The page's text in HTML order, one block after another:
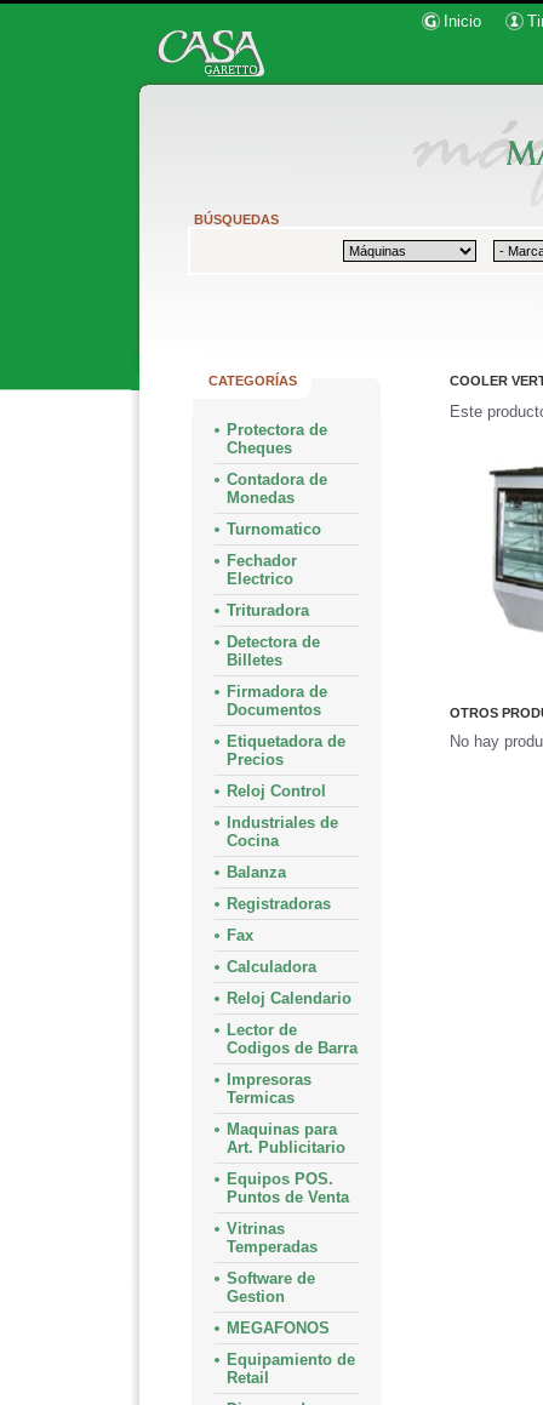
Inicio
BÚSQUEDAS
CATEGORÍAS
Protectora de
Cheques
Contadora de
Monedas
Turnomatico
Fechador
Electrico
Trituradora
Detectora de
Billetes
Firmadora de
Documentos
Etiquetadora de
Precios
Reloj Control
Industriales de
Cocina
Balanza
Registradoras
Fax
Calculadora
Reloj Calendario
Lector de
Codigos de Barra
Impresoras
Termicas
Maquinas para
Art. Publicitario
Equipos POS.
Puntos de Venta
Vitrinas
Temperadas
Software de
Gestion
MEGAFONOS
Equipamiento de
Retail
COOLER
Este
OTROS
No hay